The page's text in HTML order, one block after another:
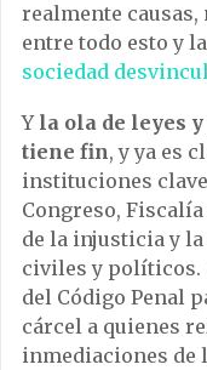
realmente
entre todo esto y
sociedad
Yla ola de leyes
tiene fin, y ya es
instituciones
Congreso,
de la injusticia y
civiles y políticos.
del Código Penal
cárcel a quienes
inmediaciones de